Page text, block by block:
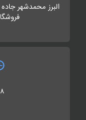
البرز محمدشهر
8 صبح الی 5 شب